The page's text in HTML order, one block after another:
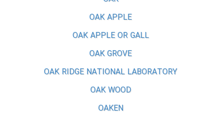
OAK APPLE
OAK APPLE OR GALL
OAK GROVE
OAK RIDGE NATIONAL LABORATORY
OAK WOOD
OAKEN